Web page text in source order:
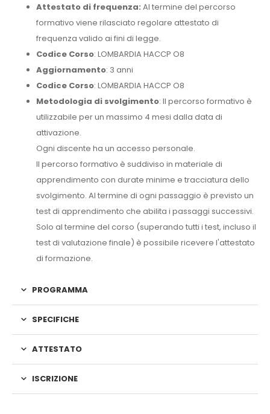
Attestato di frequenza: Al termine del percorso
formativo viene rilasciato regolare attestato di
frequenza valido ai fini di legge.
Codice Corso: LOMBARDIA HACCP O8
Aggiornamento: 3 anni
Codice Corso: LOMBARDIA HACCP O8
Metodologia di svolgimento: Il percorso formativo è
utilizzabile per un massimo 4 mesi dalla data di
attivazione.
Ogni discente ha un accesso personale.
Il percorso formativo è suddiviso in materiale di
apprendimento con durate minime e tracciatura dello
svolgimento. Al termine di ogni passaggio è previsto un
test di apprendimento che abilita i passaggi successivi.
Solo al termine del corso (superando tutti i test, incluso il
test di valutazione finale) è possibile ricevere l'attestato
di formazione.
PROGRAMMA
SPECIFICHE
ATTESTATO
ISCRIZIONE